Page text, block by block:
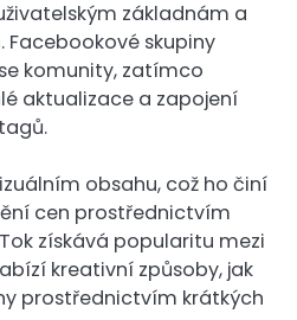
základnám a
skupiny
komunity, zatímco
aktualizace a zapojení
obsahu, což ho činí
cen prostřednictvím
získává popularitu mezi
kreativní způsoby, jak
prostřednictvím krátkých